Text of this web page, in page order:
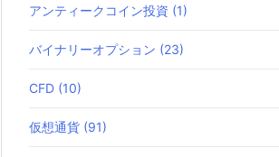
アンティークコイン投資 (1)
バイナリーオプション (23)
CFD (10)
仮想通貨 (91)